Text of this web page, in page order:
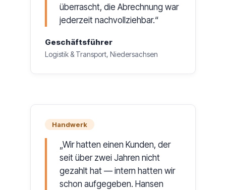
überrascht, die Abrechnung war
jederzeit nachvollziehbar.
Geschäftsführer
Logistik & Transport, Niedersachsen
Handwerk
Wir hatten einen Kunden, der
seit über zwei Jahren nicht
gezahlt hat — intern hatten wir
schon aufgegeben. Hansen